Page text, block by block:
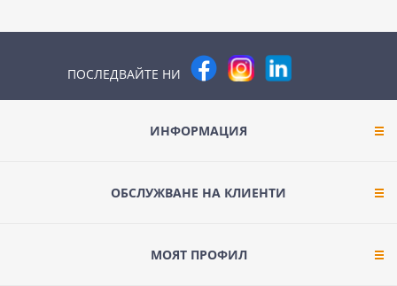
ПОСЛЕДВАЙТЕ НИ
ИНФОРМАЦИЯ
ОБСЛУЖВАНЕ НА КЛИЕНТИ
МОЯТ ПРОФИЛ